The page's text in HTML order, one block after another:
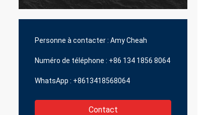
Personne à contacter : Amy Cheah
Numéro de téléphone : +86 134 1856 8064
WhatsApp : +8613418568064
Contact